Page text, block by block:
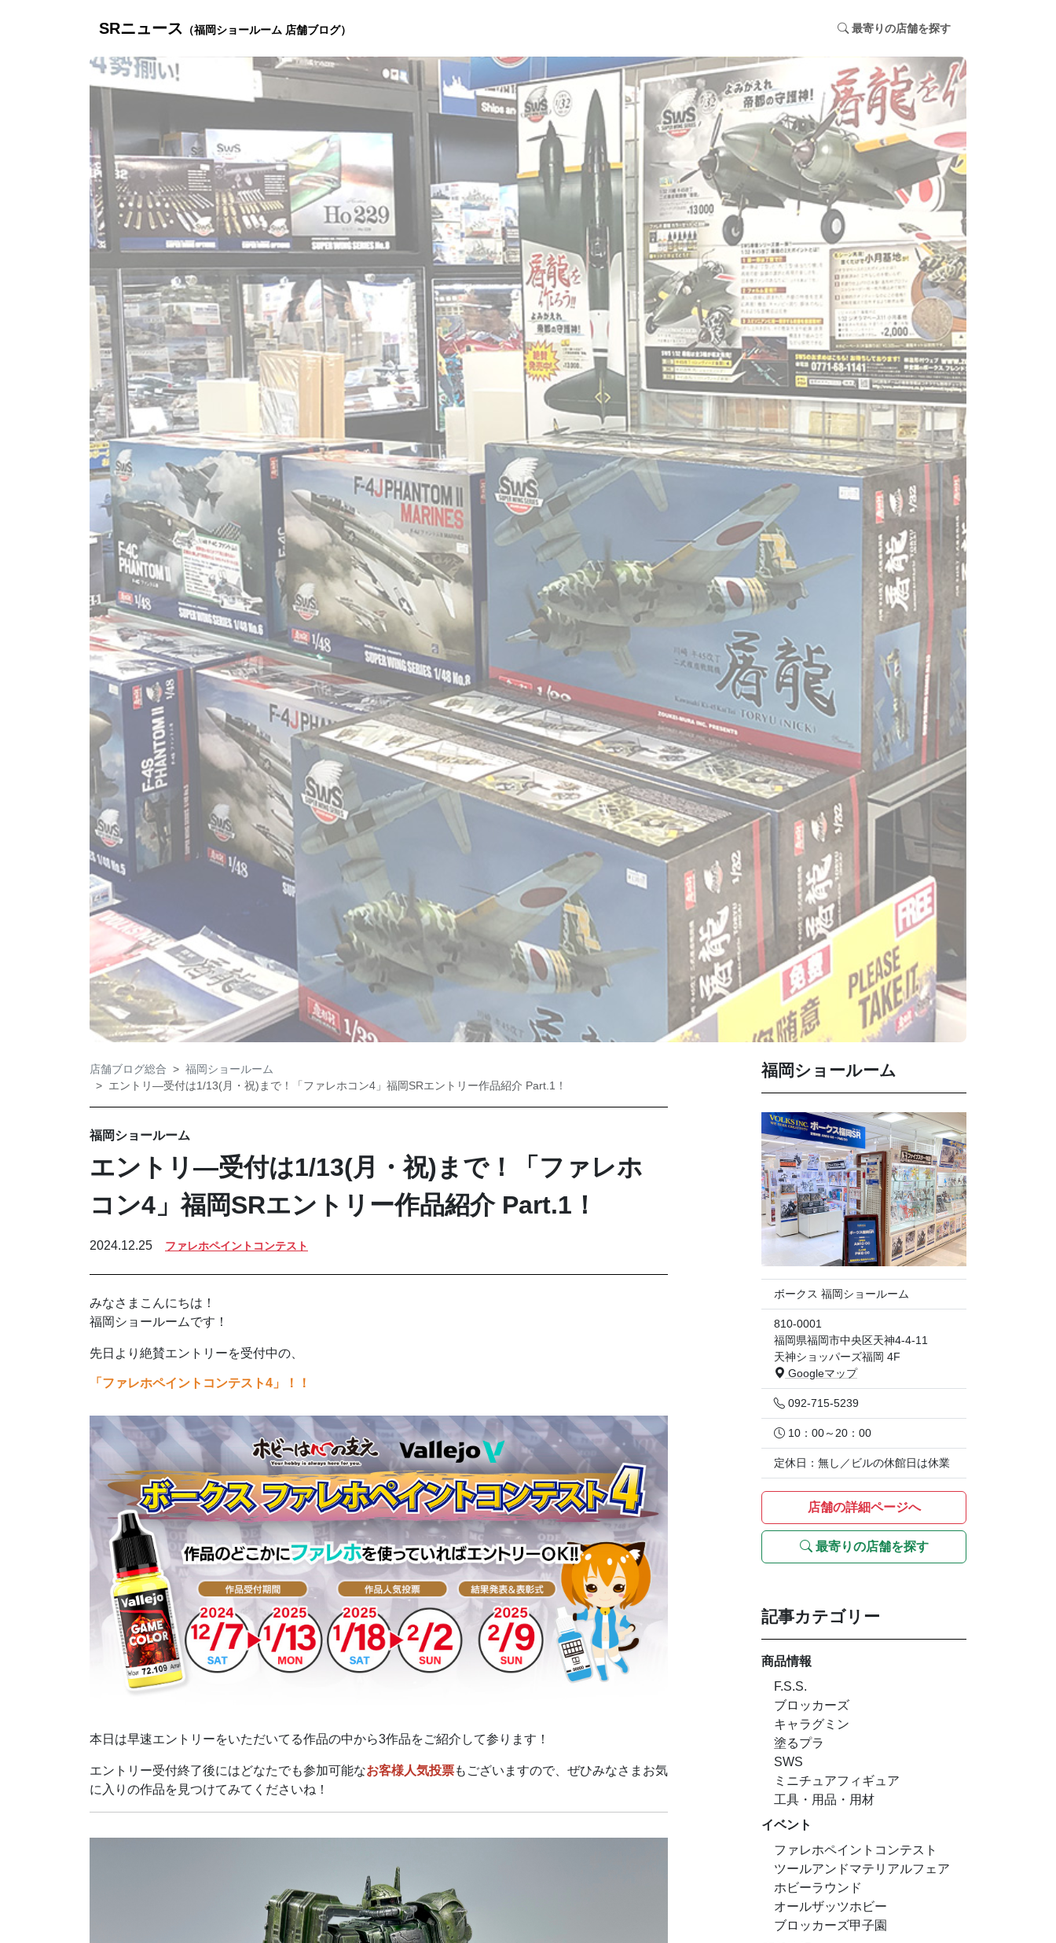
SRニュース （福岡ショールーム 店舗ブログ） 最寄りの店舗を探す
店舗ブログ総合
福岡ショールーム
エントリ―受付は1/13(月・祝)まで！「ファレホコン4」福岡SRエントリー作品紹介 Part.1！
福岡ショールーム
エントリ―受付は1/13(月・祝)まで！「ファレホ
コン4」福岡SRエントリー作品紹介 Part.1！
2024.12.25 ファレホペイントコンテスト
みなさまこんにちは！
福岡ショールームです！
先日より絶賛エントリーを受付中の、
「ファレホペイントコンテスト4」！！
本日は早速エントリーをいただいてる作品の中から3作品をご紹介して参ります！
エントリー受付終了後にはどなたでも参加可能なお客様人気投票もございますので、ぜひみなさまお気
に入りの作品を見つけてみてくださいね！
福岡ショールーム
ボークス 福岡ショールーム
810-0001
福岡県福岡市中央区天神4-4-11
天神ショッパーズ福岡 4F
Googleマップ
092-715-5239
10：00～20：00
定休日：無し／ビルの休館日は休業
店舗の詳細ページへ
最寄りの店舗を探す
記事カテゴリー
商品情報
F.S.S.
ブロッカーズ
キャラグミン
塗るプラ
SWS
ミニチュアフィギュア
工具・用品・用材
イベント
ファレホペイントコンテスト
ツールアンドマテリアルフェア
ホビーラウンド
オールザッツホビー
ブロッカーズ甲子園